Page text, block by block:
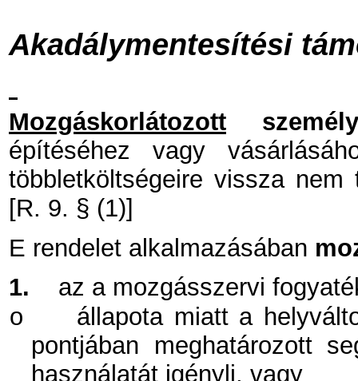
Akadálymentesítési
Mozgáskorlátozott személy
építéséhez vagy
többletköltségeire vissza
[R. 9. § (1)]
E rendelet alkalmazásában
1.
az a mozgásszervi
o
állapota miatt a
pontjában meghatározott
használatát igényli, vagy